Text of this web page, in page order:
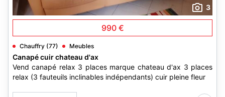
3
990 €
Chauffry (77) Meubles
Canapé cuir chateau d'ax
Vend canapé relax 3 places marque chateau d'ax 3 places
relax (3 fauteuils inclinables indépendants) cuir pleine fleur